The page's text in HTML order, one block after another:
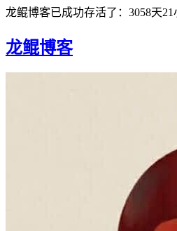
龙鲲博客已成功存活了：3058天21
龙鲲博客